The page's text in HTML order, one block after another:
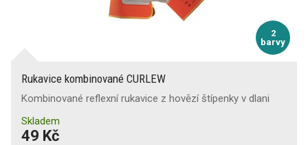
2
barvy
Rukavice kombinované CURLEW
Kombinované reflexní rukavice z hovězí štípenky v dlani
Skladem
49 Kč